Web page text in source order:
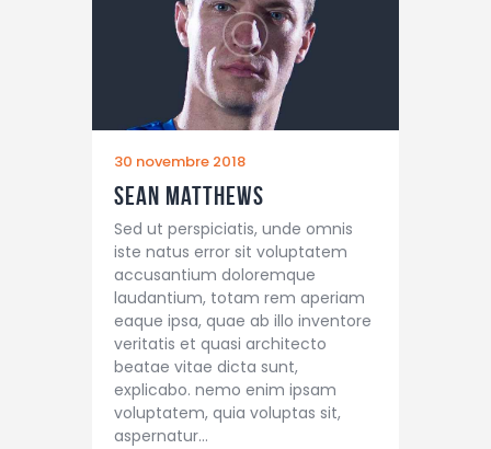
30 novembre 2018
Sean Matthews
Sed ut perspiciatis, unde omnis
iste natus error sit voluptatem
accusantium doloremque
laudantium, totam rem aperiam
eaque ipsa, quae ab illo inventore
veritatis et quasi architecto
beatae vitae dicta sunt,
explicabo. nemo enim ipsam
voluptatem, quia voluptas sit,
aspernatur…